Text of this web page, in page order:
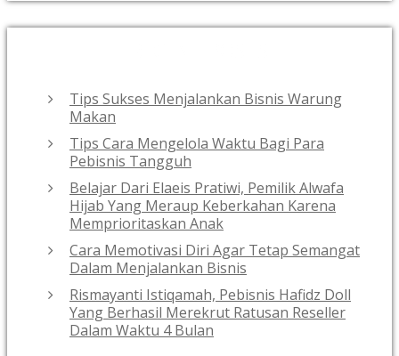
Tips Sukses Menjalankan Bisnis Warung
Makan
Tips Cara Mengelola Waktu Bagi Para
Pebisnis Tangguh
Belajar Dari Elaeis Pratiwi, Pemilik Alwafa
Hijab Yang Meraup Keberkahan Karena
Memprioritaskan Anak
Cara Memotivasi Diri Agar Tetap Semangat
Dalam Menjalankan Bisnis
Rismayanti Istiqamah, Pebisnis Hafidz Doll
Yang Berhasil Merekrut Ratusan Reseller
Dalam Waktu 4 Bulan